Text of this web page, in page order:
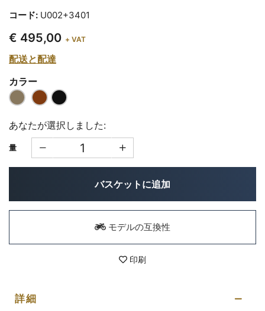
コード: U002+3401
€ 495,00 + VAT
配送と配達
カラー
あなたが選択しました:
量
バスケットに追加
モデルの互換性
印刷
詳細